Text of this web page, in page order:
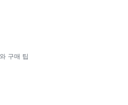
구매 팁